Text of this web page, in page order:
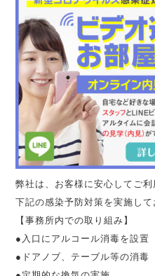
弊社は、お客様に安心してご利
下記の感染予防対策を実施して
【事務所内での取り組み】
●入口にアルコール消毒を設置
●ドアノブ、テーブル等の消毒